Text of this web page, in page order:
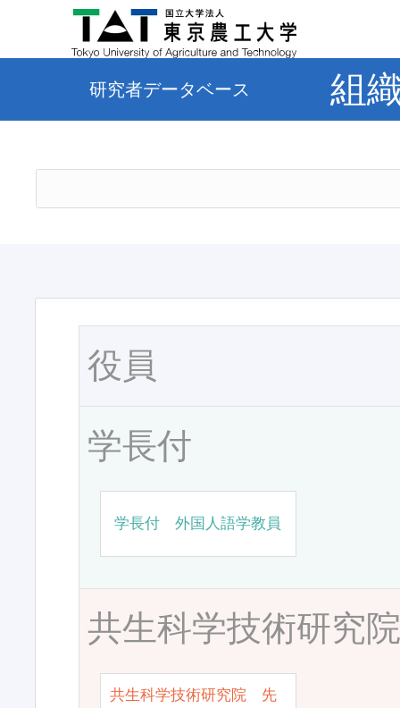
研究者データベース 組
役員
学長付
学長付 外国人語学教員
共生科学技術研究
共生科学技術研究院 先